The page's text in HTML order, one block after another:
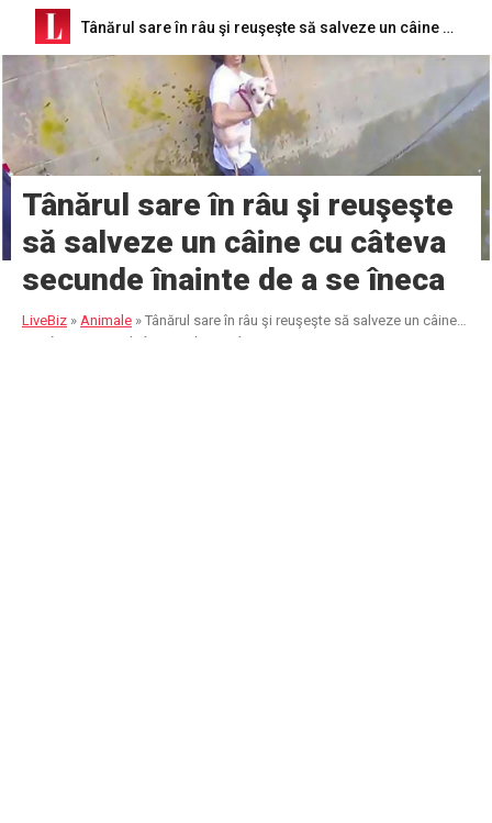
Tânărul sare în râu şi reuşeşte să salveze un câine cu câteva secunde înainte de a se îneca
Tânărul sare în râu şi reuşeşte
să salveze un câine cu câteva
secunde înainte de a se îneca
LiveBiz » Animale » Tânărul sare în râu şi reuşeşte să salveze un câine
cu câteva secunde înainte de a se îneca